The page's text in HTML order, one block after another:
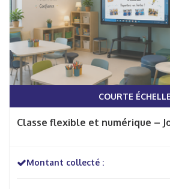
COURTE ÉCHELLE
Classe flexible et numérique –
Montant collecté :